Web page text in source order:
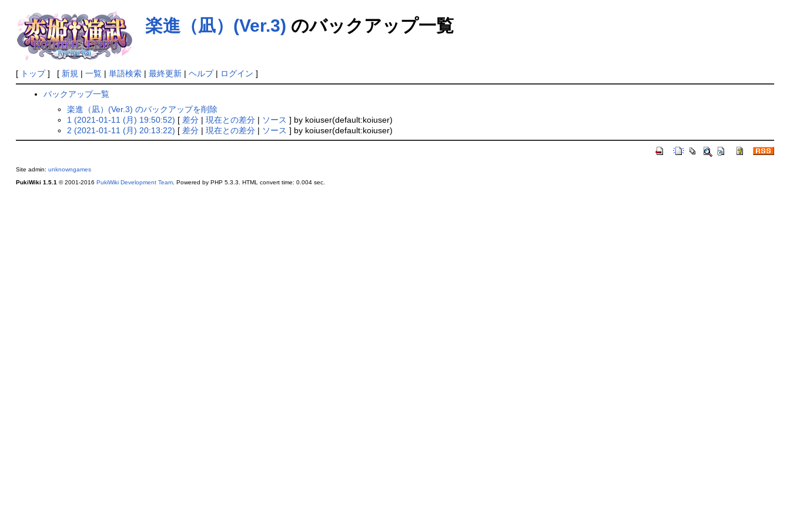
楽進（凪）(Ver.3) のバックアップ一覧
[ トップ] [ 新規 | 一覧| 単語検索| 最終更新| ヘルプ| ログイン ]
バックアップ一覧
楽進（凪）(Ver.3) のバックアップを削除
1 (2021-01-11 (月) 19:50:52) [ 差分 |現在との差分 | ソース ] by koiuser(default:koiuser)
2 (2021-01-11 (月) 20:13:22) [ 差分 |現在との差分 | ソース ] by koiuser(default:koiuser)
Site admin: unknowngames
PukiWiki 1.5.1 © 2001-2016 PukiWiki Development Team. Powered by PHP 5.3.3. HTML convert time: 0.004 sec.